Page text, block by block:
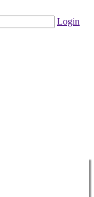
Login